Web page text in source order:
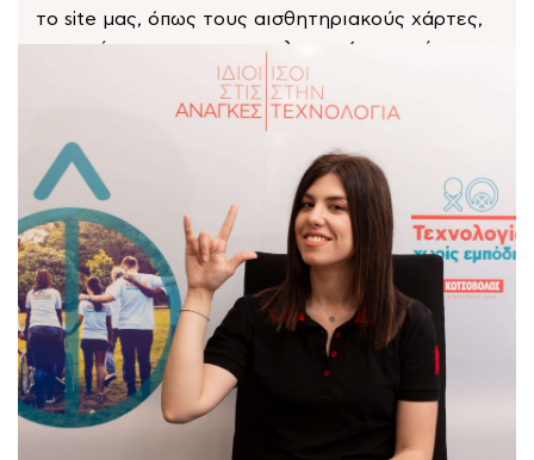
το site μας, όπως τους αισθητηριακούς χάρτες,
προσφέρουμε μια συμπεριληπτική εμπειρία
Quiet Hour
Χαρτογραφημένα Καταστήματα